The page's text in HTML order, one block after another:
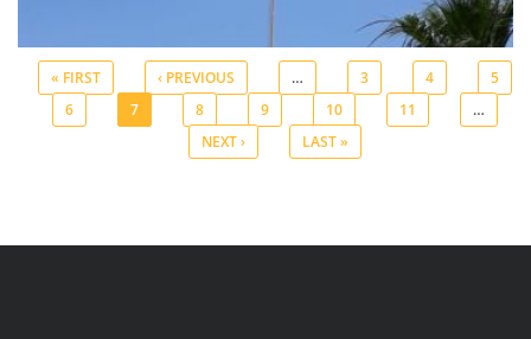
Pages
« FIRST ‹ PREVIOUS … 3 4
5
6
7 8 9 10 11
…
NEXT ›
LAST »